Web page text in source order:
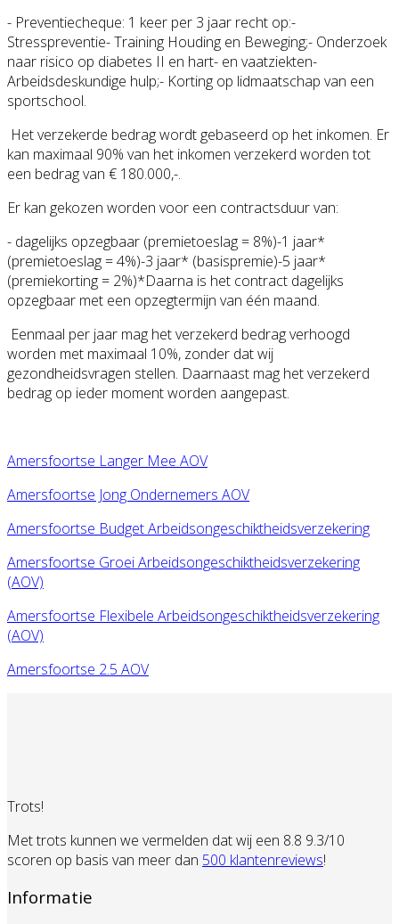
- Preventiecheque: 1 keer per 3 jaar recht op:-
Stresspreventie- Training Houding en Beweging;- Onderzoek
naar risico op diabetes II en hart- en vaatziekten-
Arbeidsdeskundige hulp;- Korting op lidmaatschap van een
sportschool.
Het verzekerde bedrag wordt gebaseerd op het inkomen. Er
kan maximaal 90% van het inkomen verzekerd worden tot
een bedrag van € 180.000,-.
Er kan gekozen worden voor een contractsduur van:
- dagelijks opzegbaar (premietoeslag = 8%)-1 jaar*
(premietoeslag = 4%)-3 jaar* (basispremie)-5 jaar*
(premiekorting = 2%)*Daarna is het contract dagelijks
opzegbaar met een opzegtermijn van één maand.
Eenmaal per jaar mag het verzekerd bedrag verhoogd
worden met maximaal 10%, zonder dat wij
gezondheidsvragen stellen. Daarnaast mag het verzekerd
bedrag op ieder moment worden aangepast.
Amersfoortse Langer Mee AOV
Amersfoortse Jong Ondernemers AOV
Amersfoortse Budget Arbeidsongeschiktheidsverzekering
Amersfoortse Groei Arbeidsongeschiktheidsverzekering
(AOV)
Amersfoortse Flexibele Arbeidsongeschiktheidsverzekering
(AOV)
Amersfoortse 2.5 AOV
Trots!
Met trots kunnen we vermelden dat wij een 8.8 9.3/10
scoren op basis van meer dan 500 klantenreviews!
Informatie